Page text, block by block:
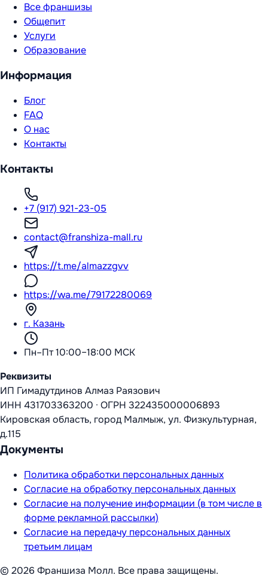
Все франшизы
Общепит
Услуги
Образование
Информация
Блог
FAQ
О нас
Контакты
Контакты
+7 (917) 921-23-05
contact@franshiza-mall.ru
https://t.me/almazzgvv
https://wa.me/79172280069
г. Казань
Пн–Пт 10:00–18:00 МСК
Реквизиты
ИП Гимадутдинов Алмаз Раязович
ИНН 431703363200 · ОГРН 322435000006893
Кировская область, город Малмыж, ул. Физкультурная,
д.115
Документы
Политика обработки персональных данных
Согласие на обработку персональных данных
Согласие на получение информации (в том числе в
форме рекламной рассылки)
Согласие на передачу персональных данных
третьим лицам
© 2026 Франшиза Молл. Все права защищены.